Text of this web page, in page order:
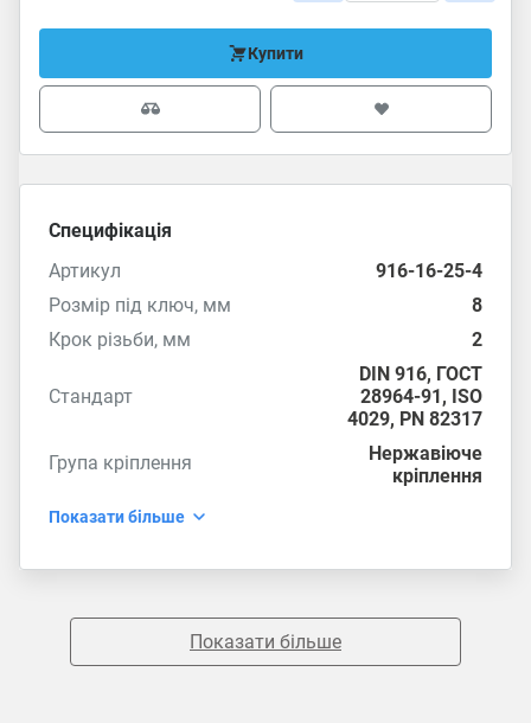
Купити
Специфікація
Артикул
916-16-25-4
Розмір під ключ, мм
8
Крок різьби, мм
2
Стандарт
DIN 916, ГОСТ
28964-91, ISO
4029, PN 82317
Група кріплення
Нержавіюче
кріплення
Показати більше
Показати більше